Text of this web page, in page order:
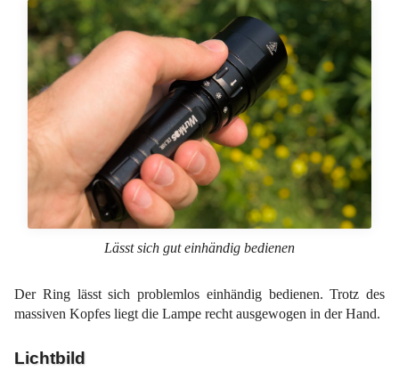
Lässt sich gut einhändig bedienen
Der Ring lässt sich problemlos einhändig bedienen. Trotz des
massiven Kopfes liegt die Lampe recht ausgewogen in der Hand.
Lichtbild